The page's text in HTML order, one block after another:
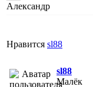
Александр
Нравится sl88
sl88
Малёк